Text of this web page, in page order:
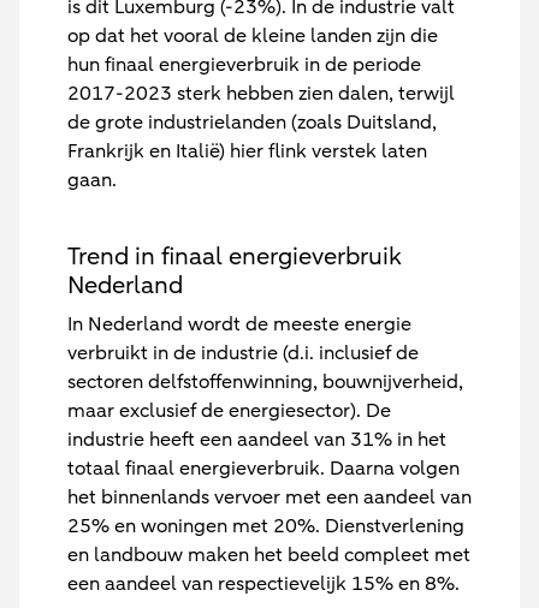
is dit Luxemburg (-23%). In de industrie valt
op dat het vooral de kleine landen zijn die
hun finaal energieverbruik in de periode
2017-2023 sterk hebben zien dalen, terwijl
de grote industrielanden (zoals Duitsland,
Frankrijk en Italië) hier flink verstek laten
gaan.
Trend in finaal energieverbruik
Nederland
In Nederland wordt de meeste energie
verbruikt in de industrie (d.i. inclusief de
sectoren delfstoffenwinning, bouwnijverheid,
maar exclusief de energiesector). De
industrie heeft een aandeel van 31% in het
totaal finaal energieverbruik. Daarna volgen
het binnenlands vervoer met een aandeel van
25% en woningen met 20%. Dienstverlening
en landbouw maken het beeld compleet met
een aandeel van respectievelijk 15% en 8%.